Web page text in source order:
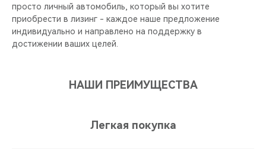
ВИДЕООБЗОРЫ
CHERY ДЛЯ ДЕТЕЙ
просто личный автомобиль, который вы хотите
приобрести в лизинг - каждое наше предложение
индивидуально и направлено на поддержку в
достижении ваших целей.
НАШИ ПРЕИМУЩЕСТВА
Легкая покупка